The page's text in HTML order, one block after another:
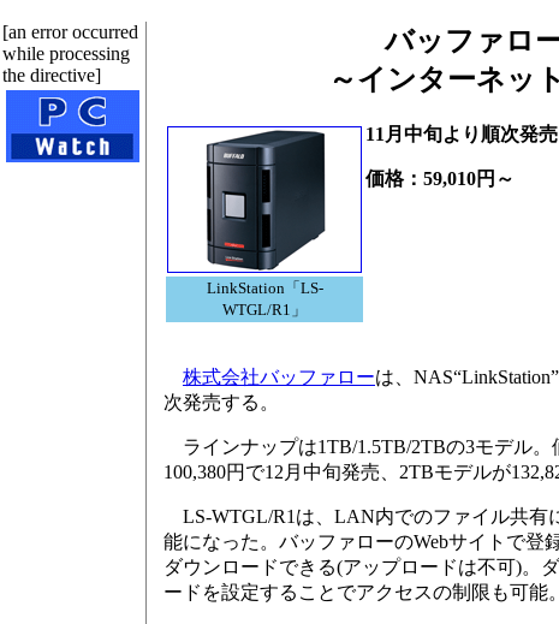
[an error occurred
while processing
the directive]
バッファロ
～インターネッ
LinkStation「LS-
WTGL/R1」
11月中旬より順次発売
価格：59,010円～
株式会社バッファローは、
次発売する。
ラインナップは1TB/1.5TB/2TBの3モデル。
100,380円で12月中旬発売、2TBモデルが
LS-WTGL/R1は、LAN内でのファイル共有
能になった。バッファローのWebサイトで登
ダウンロードできる(アップロードは不可)。
ードを設定することでアクセスの制限も可能。